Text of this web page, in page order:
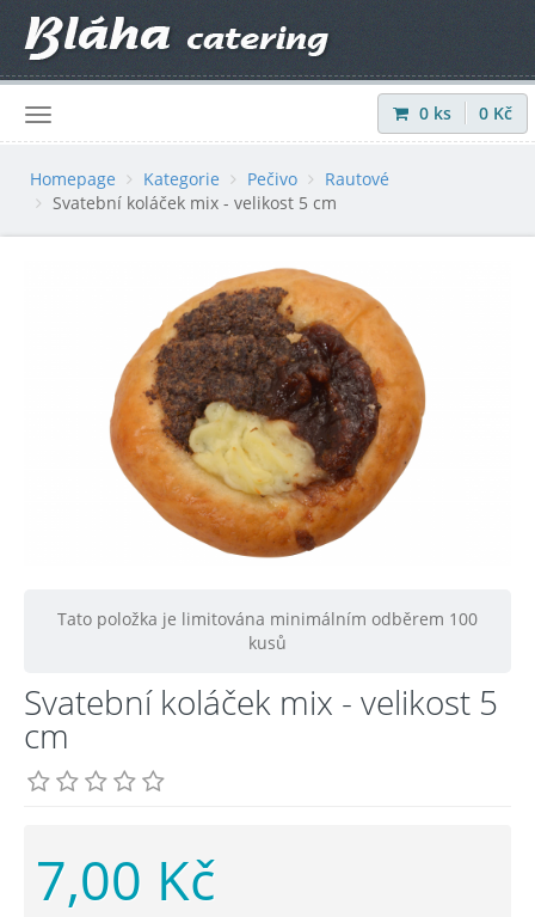
Přihlásit |Registrovat
0 ks 0 Kč
Homepage Kategorie Pečivo
Rautové
Svatební koláček mix - velikost 5 cm
Tato položka je limitována minimálním odběrem 100
kusů
Svatební koláček mix - velikost 5
cm
7,00 Kč